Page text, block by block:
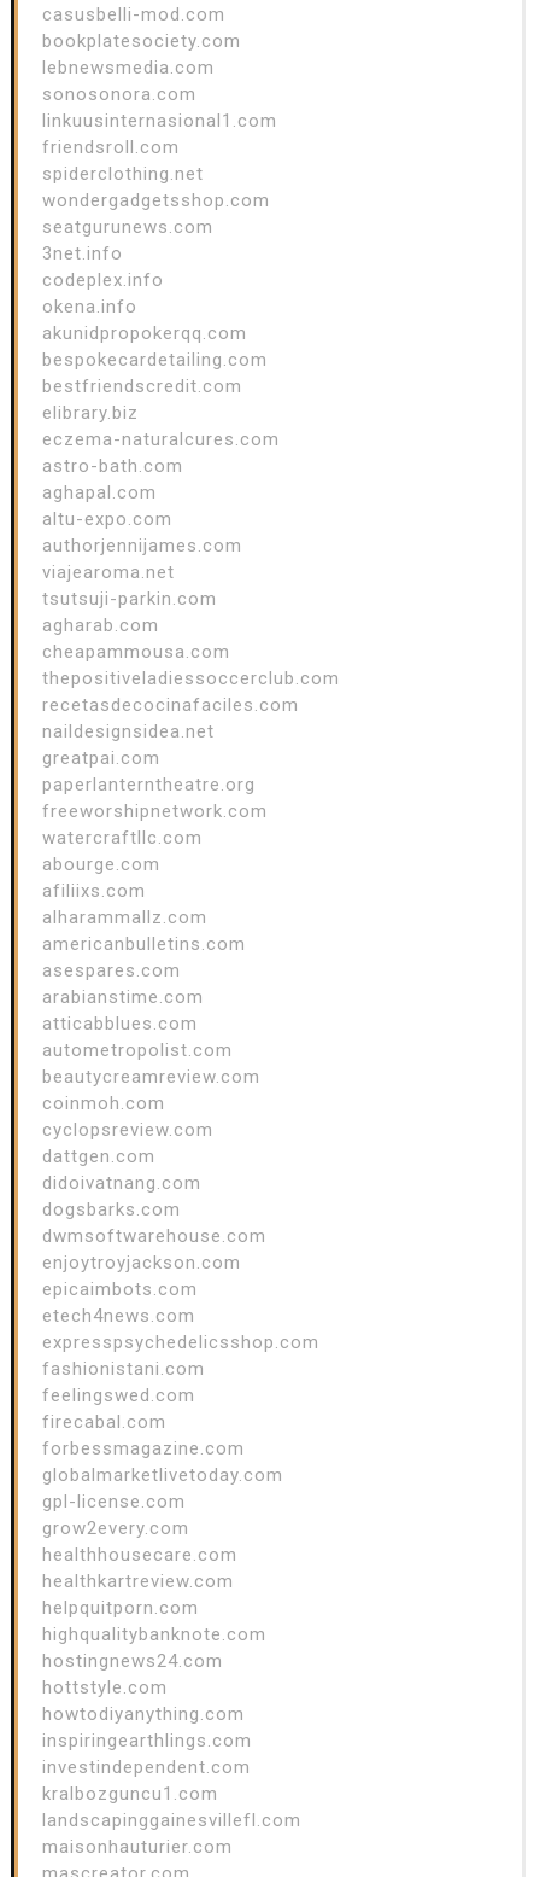
casusbelli-mod.com
bookplatesociety.com
lebnewsmedia.com
sonosonora.com
linkuusinternasional1.com
friendsroll.com
spiderclothing.net
wondergadgetsshop.com
seatgurunews.com
3net.info
codeplex.info
okena.info
akunidpropokerqq.com
bespokecardetailing.com
bestfriendscredit.com
elibrary.biz
eczema-naturalcures.com
astro-bath.com
aghapal.com
altu-expo.com
authorjennijames.com
viajearoma.net
tsutsuji-parkin.com
agharab.com
cheapammousa.com
thepositiveladiessoccerclub.com
recetasdecocinafaciles.com
naildesignsidea.net
greatpai.com
paperlanterntheatre.org
freeworshipnetwork.com
watercraftllc.com
abourge.com
afiliixs.com
alharammallz.com
americanbulletins.com
asespares.com
arabianstime.com
atticabblues.com
autometropolist.com
beautycreamreview.com
coinmoh.com
cyclopsreview.com
dattgen.com
didoivatnang.com
dogsbarks.com
dwmsoftwarehouse.com
enjoytroyjackson.com
epicaimbots.com
etech4news.com
expresspsychedelicsshop.com
fashionistani.com
feelingswed.com
firecabal.com
forbessmagazine.com
globalmarketlivetoday.com
gpl-license.com
grow2every.com
healthhousecare.com
healthkartreview.com
helpquitporn.com
highqualitybanknote.com
hostingnews24.com
hottstyle.com
howtodiyanything.com
inspiringearthlings.com
investindependent.com
kralbozguncu1.com
landscapinggainesvillefl.com
maisonhauturier.com